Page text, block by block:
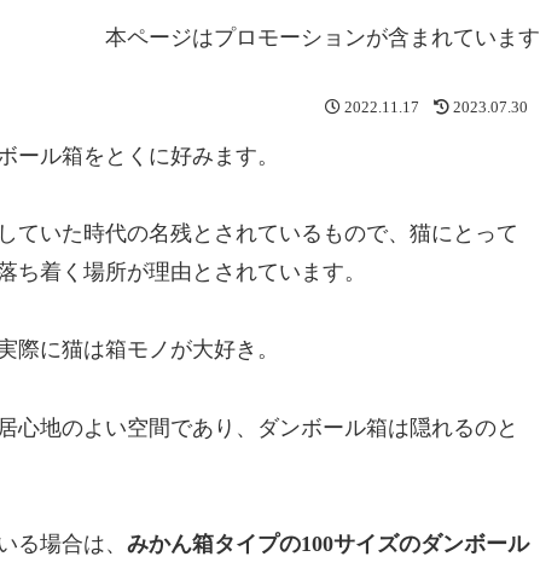
本ページはプロモーションが含まれています
2022.11.17 2023.07.30
ル箱をとくに好みます。
ていた時代の名残とされているもので、猫にとって
着く場所が理由とされています。
際に猫は箱モノが大好き。
心地のよい空間であり、ダンボール箱は隠れるのと
る場合は、 みかん箱タイプの100サイズのダンボール